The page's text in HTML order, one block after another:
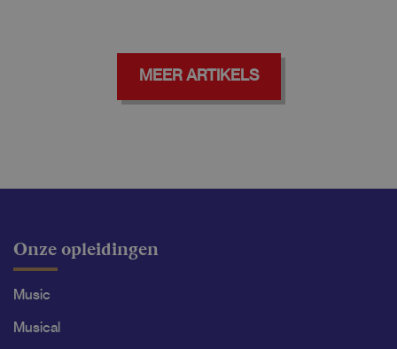
MEER ARTIKELS
Onze opleidingen
Music
Musical